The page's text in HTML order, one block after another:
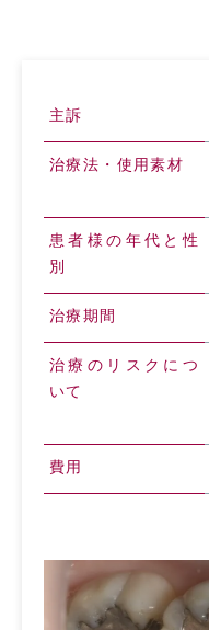
主訴
治療法・使用素材
患者様の年代と性
別
治療期間
治療のリスクにつ
いて
費用